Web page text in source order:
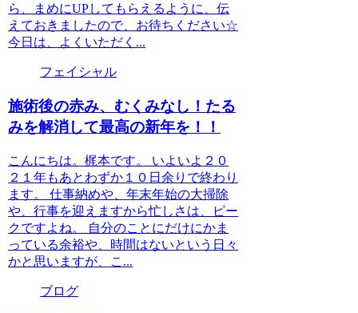
ら、まめにUPしてもらえるように、伝
えておきましたので、お待ちください☆
今日は、よくいただく...
フェイシャル
施術後の赤み、むくみなし！たる
みを解消して最高の新年を！！
こんにちは。梶本です。 いよいよ２０
２１年もあとわずか１０日余りで終わり
ます。 仕事納めや、年末年始の大掃除
や、行事を迎えますから忙しさは、ピー
クですよね。 自分のことにだけにかま
っている余裕や、時間はないという日々
かと思いますが、こ...
ブログ